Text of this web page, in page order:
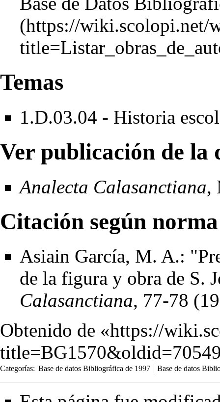
Temas
1.D.03.04 - Historia
Ver publicación de la
Analecta Calasanctiana,
Citación según
Asiain García, M. A.:
de la figura y obra de S.
Calasanctiana, 77-78
Obtenido de «https://
Categorías: Base de datos Bibliográfica de 1997 Base de datos